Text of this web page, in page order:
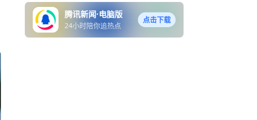
腾讯新闻·电脑版
24小时陪你追热点
点击下载